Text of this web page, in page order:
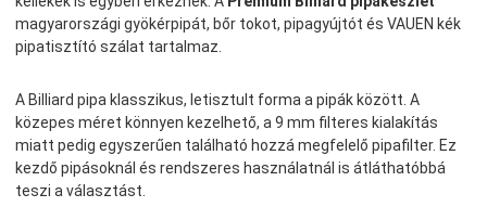
magyarországi gyökérpipát, bőr tokot, pipagyújtót és VAUEN kék
pipatisztító szálat tartalmaz.
A Billiard pipa klasszikus, letisztult forma a pipák között. A
közepes méret könnyen kezelhető, a 9 mm filteres kialakítás
miatt pedig egyszerűen található hozzá megfelelő pipafilter. Ez
kezdő pipásoknál és rendszeres használatnál is átláthatóbbá
teszi a választást.